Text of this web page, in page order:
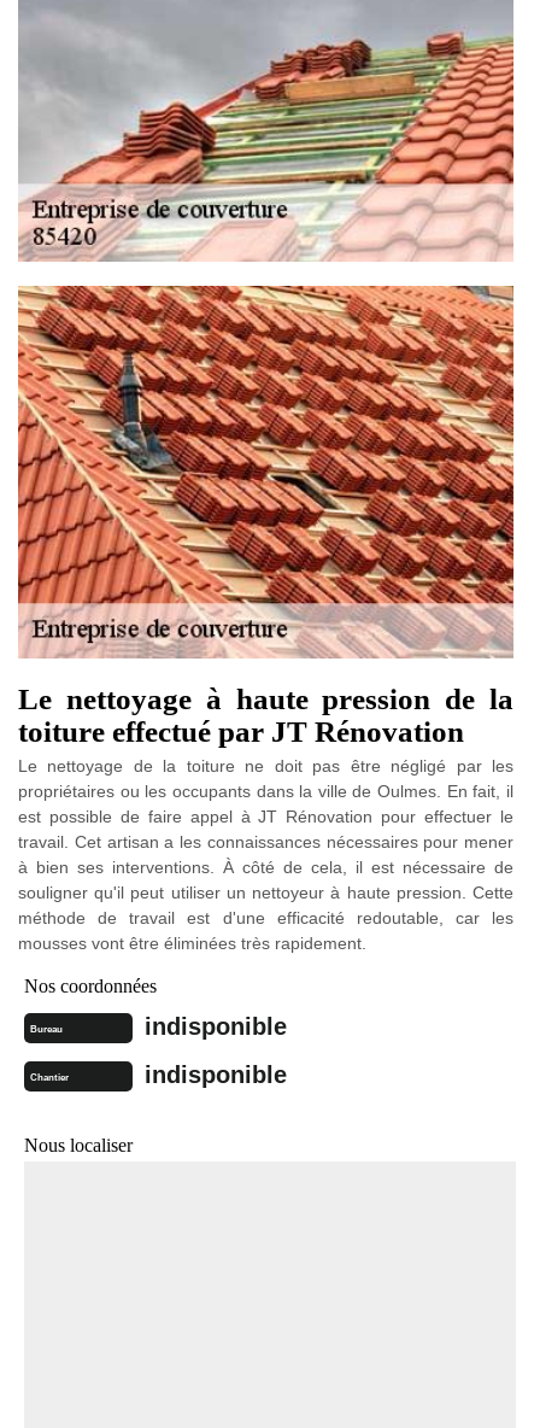
Le nettoyage à haute pression de la
toiture effectué par JT Rénovation
Le nettoyage de la toiture ne doit pas être négligé par les
propriétaires ou les occupants dans la ville de Oulmes. En fait, il
est possible de faire appel à JT Rénovation pour effectuer le
travail. Cet artisan a les connaissances nécessaires pour mener
à bien ses interventions. À côté de cela, il est nécessaire de
souligner qu'il peut utiliser un nettoyeur à haute pression. Cette
méthode de travail est d'une efficacité redoutable, car les
mousses vont être éliminées très rapidement.
Nos coordonnées
Bureau indisponible
Chantier indisponible
Nous localiser